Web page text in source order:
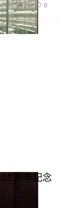
299 0
周年纪念